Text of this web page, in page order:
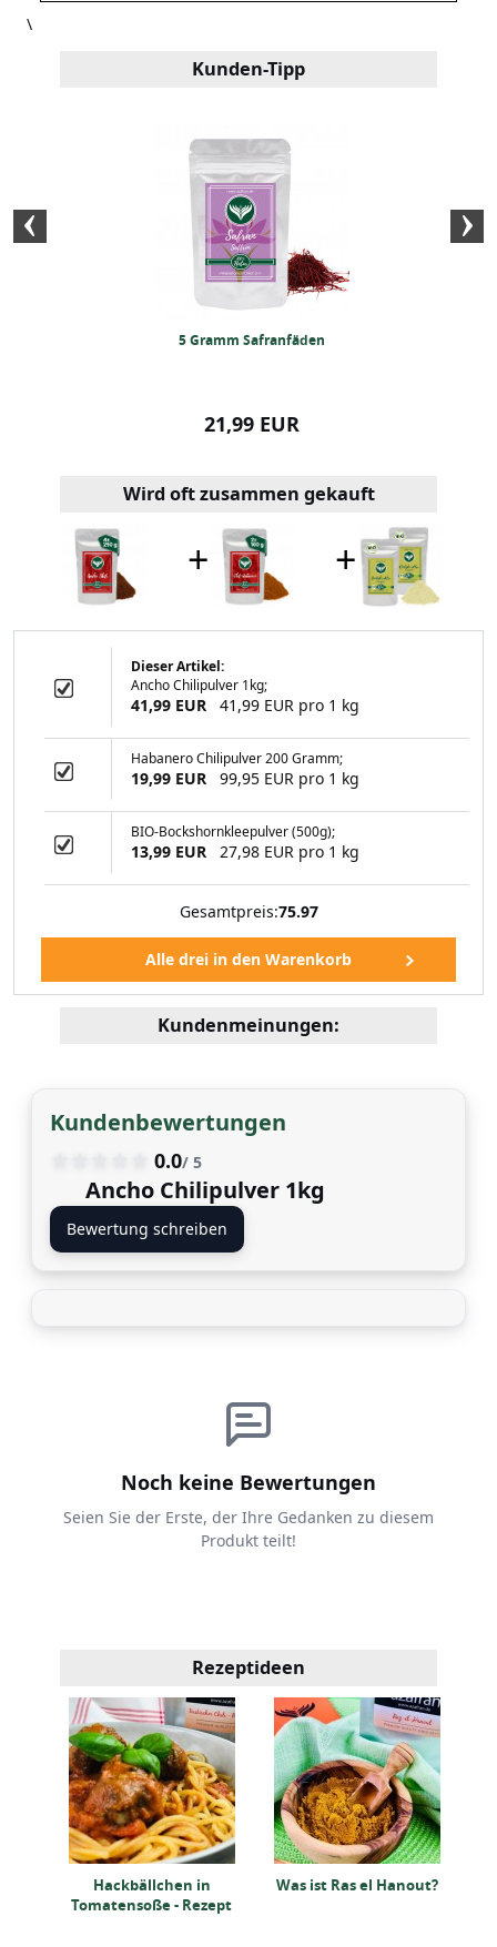
\
Kunden-Tipp
5 Gramm Safranfäden
21,99 EUR
EUR
Wird oft zusammen gekauft
+ +
Dieser Artikel:
Ancho Chilipulver 1kg;
41,99 EUR 41,99 EUR pro 1 kg
Habanero Chilipulver 200 Gramm;
19,99 EUR 99,95 EUR pro 1 kg
BIO-Bockshornkleepulver (500g);
13,99 EUR 27,98 EUR pro 1 kg
Gesamtpreis:75.97
Kundenmeinungen:
Kundenbewertungen
0.0/ 5
Ancho Chilipulver 1kg
Bewertung schreiben
Noch keine Bewertungen
Seien Sie der Erste, der Ihre Gedanken zu diesem
Produkt teilt!
Rezeptideen
Hackbällchen in
Tomatensoße - Rezept
Was ist Ras el Hanout?